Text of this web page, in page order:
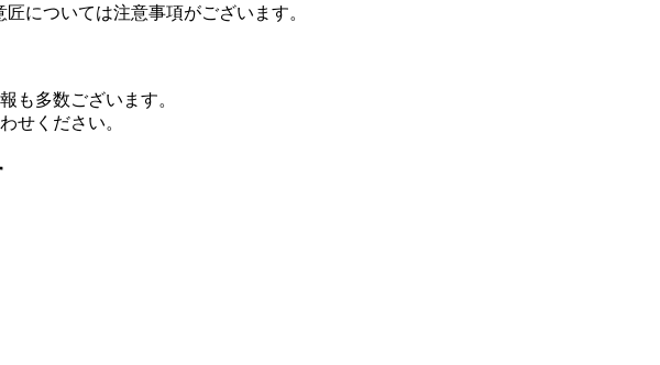
については注意事項がございます。
も多数ございます。
せください。